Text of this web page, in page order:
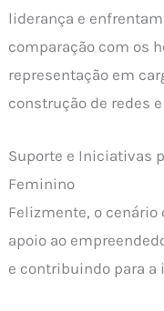
liderança e
comparação com os
representação em
construção de redes
Suporte e Iniciativas
Feminino
Felizmente, o
apoio ao
e contribuindo para a